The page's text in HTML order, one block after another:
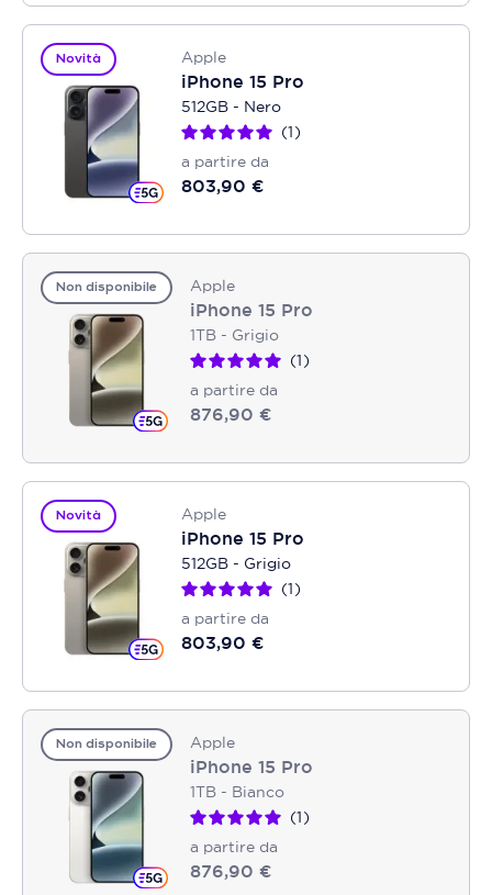
Novità Apple
iPhone 15 Pro
512GB - Nero
1
a partire da
803,90 €
Non disponibile Apple
iPhone 15 Pro
1TB - Grigio
1
a partire da
876,90 €
Novità Apple
iPhone 15 Pro
512GB - Grigio
1
a partire da
803,90 €
Non disponibile Apple
iPhone 15 Pro
1TB - Bianco
1
a partire da
876,90 €